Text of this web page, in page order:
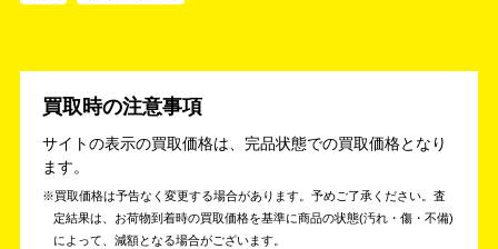
買取時の注意事項
サイトの表示の買取価格は、完品状態での買取価格となり
ます。
買取価格は予告なく変更する場合があります。予めご了承ください。 査
定結果は、お荷物到着時の買取価格を基準に商品の状態(汚れ・傷・不備)
によって、減額となる場合がございます。